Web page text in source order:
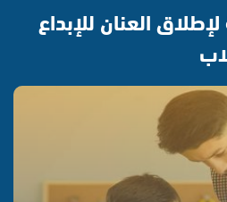
العنان للإبداع